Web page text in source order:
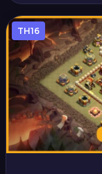
TH16